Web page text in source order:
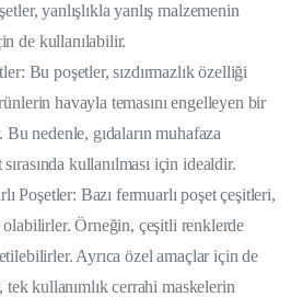
yanlışlıkla yanlış malzemenin
de kullanılabilir.
Bu poşetler, sızdırmazlık özelliği
havayla temasını engelleyen bir
nedenle, gıdaların muhafaza
kullanılması için idealdir.
Poşetler: Bazı fermuarlı poşet çeşitleri,
olabilirler. Örneğin, çeşitli renklerde
Ayrıca özel amaçlar için de
kullanımlık cerrahi maskelerin